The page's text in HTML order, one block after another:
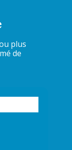
plus
de